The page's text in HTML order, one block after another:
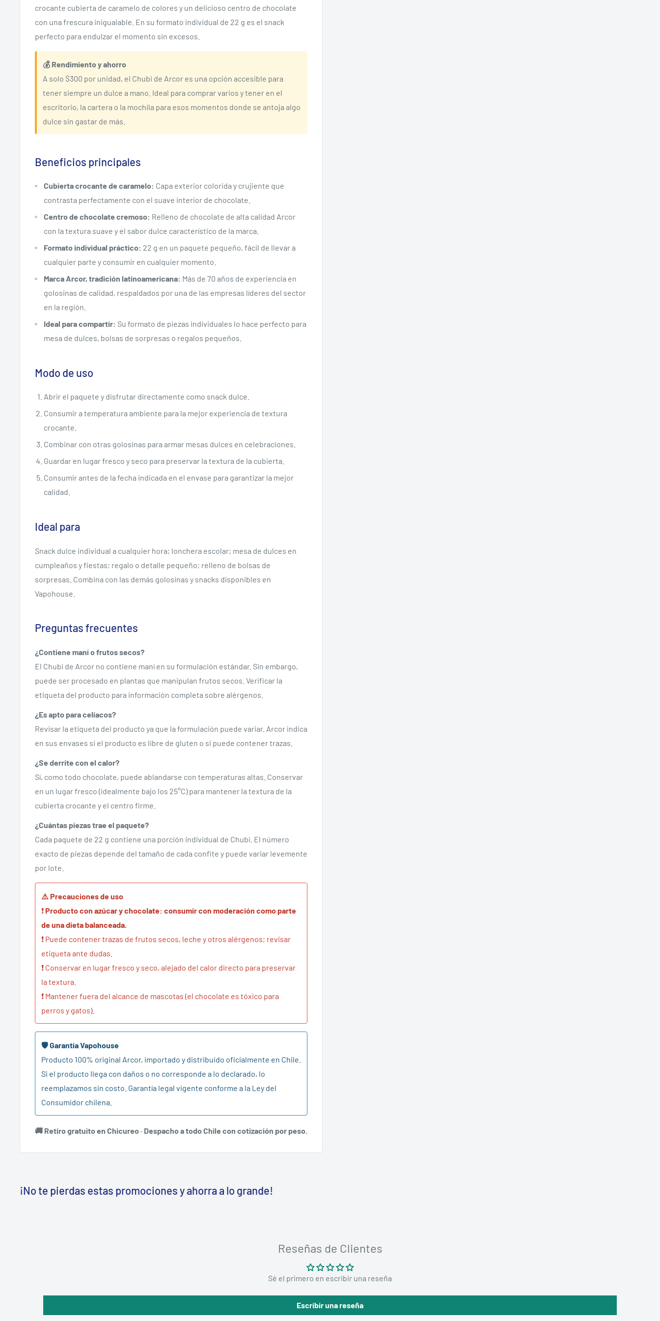
crocante cubierta de caramelo de colores y un delicioso centro de chocolate
con una frescura inigualable. En su formato individual de 22 g es el snack
perfecto para endulzar el momento sin excesos.
💰 Rendimiento y ahorro
A solo $300 por unidad, el Chubi de Arcor es una opción accesible para
tener siempre un dulce a mano. Ideal para comprar varios y tener en el
escritorio, la cartera o la mochila para esos momentos donde se antoja algo
dulce sin gastar de más.
Beneficios principales
Cubierta crocante de caramelo: Capa exterior colorida y crujiente que
contrasta perfectamente con el suave interior de chocolate.
Centro de chocolate cremoso: Relleno de chocolate de alta calidad Arcor
con la textura suave y el sabor dulce característico de la marca.
Formato individual práctico: 22 g en un paquete pequeño, fácil de llevar a
cualquier parte y consumir en cualquier momento.
Marca Arcor, tradición latinoamericana: Más de 70 años de experiencia en
golosinas de calidad, respaldados por una de las empresas líderes del sector
en la región.
Ideal para compartir: Su formato de piezas individuales lo hace perfecto para
mesa de dulces, bolsas de sorpresas o regalos pequeños.
Modo de uso
Abrir el paquete y disfrutar directamente como snack dulce.
Consumir a temperatura ambiente para la mejor experiencia de textura
crocante.
Combinar con otras golosinas para armar mesas dulces en celebraciones.
Guardar en lugar fresco y seco para preservar la textura de la cubierta.
Consumir antes de la fecha indicada en el envase para garantizar la mejor
calidad.
Ideal para
Snack dulce individual a cualquier hora; lonchera escolar; mesa de dulces en
cumpleaños y fiestas; regalo o detalle pequeño; relleno de bolsas de
sorpresas. Combina con las demás golosinas y snacks disponibles en
Vapohouse.
Preguntas frecuentes
¿Contiene maní o frutos secos?
El Chubi de Arcor no contiene maní en su formulación estándar. Sin embargo,
puede ser procesado en plantas que manipulan frutos secos. Verificar la
etiqueta del producto para información completa sobre alérgenos.
¿Es apto para celíacos?
Revisar la etiqueta del producto ya que la formulación puede variar. Arcor indica
en sus envases si el producto es libre de gluten o si puede contener trazas.
¿Se derrite con el calor?
Sí, como todo chocolate, puede ablandarse con temperaturas altas. Conservar
en un lugar fresco (idealmente bajo los 25°C) para mantener la textura de la
cubierta crocante y el centro firme.
¿Cuántas piezas trae el paquete?
Cada paquete de 22 g contiene una porción individual de Chubi. El número
exacto de piezas depende del tamaño de cada confite y puede variar levemente
por lote.
⚠️ Precauciones de uso
❗Producto con azúcar y chocolate: consumir con moderación como parte
de una dieta balanceada.
❗ Puede contener trazas de frutos secos, leche y otros alérgenos; revisar
etiqueta ante dudas.
❗ Conservar en lugar fresco y seco, alejado del calor directo para preservar
la textura.
❗ Mantener fuera del alcance de mascotas (el chocolate es tóxico para
perros y gatos).
🛡️ Garantía Vapohouse
Producto 100% original Arcor, importado y distribuido oficialmente en Chile.
Si el producto llega con daños o no corresponde a lo declarado, lo
reemplazamos sin costo. Garantía legal vigente conforme a la Ley del
Consumidor chilena.
🚚 Retiro gratuito en Chicureo · Despacho a todo Chile con cotización por peso.
¡No te pierdas estas promociones y ahorra a lo grande!
Reseñas de Clientes
Sé el primero en escribir una reseña
Escribir una reseña
Inicie sesión en su cuenta para agregar productos a su lista de